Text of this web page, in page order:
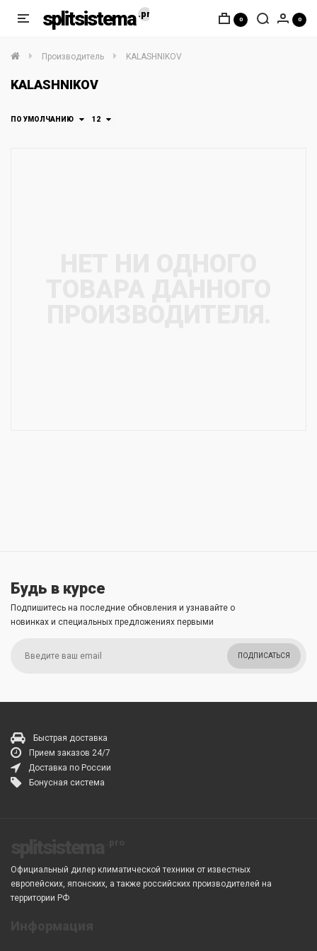
splitsistema 0 0
Производитель KALASHNIKOV
KALASHNIKOV
ПО УМОЛЧАНИЮ 12
Будь в курсе
Подпишитесь на последние обновления и узнавайте о
новинках и специальных предложениях первыми
ПОДПИСАТЬСЯ
Быстрая доставка
Прием заказов 24/7
Доставка по России
Бонусная система
Официальный дилер климатической техники от известных
европейских, японских, а также российских производителей на
территории РФ